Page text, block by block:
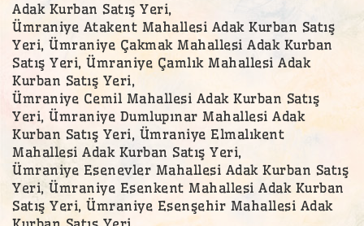
Adak Kurban Satış Yeri,
Ümraniye Atakent Mahallesi Adak Kurban Satış
Yeri, Ümraniye Çakmak Mahallesi Adak Kurban
Satış Yeri, Ümraniye Çamlık Mahallesi Adak
Kurban Satış Yeri,
Ümraniye Cemil Mahallesi Adak Kurban Satış
Yeri, Ümraniye Dumlupınar Mahallesi Adak
Kurban Satış Yeri, Ümraniye Elmalıkent
Mahallesi Adak Kurban Satış Yeri,
Ümraniye Esenevler Mahallesi Adak Kurban Satış
Yeri, Ümraniye Esenkent Mahallesi Adak Kurban
Satış Yeri, Ümraniye Esenşehir Mahallesi Adak